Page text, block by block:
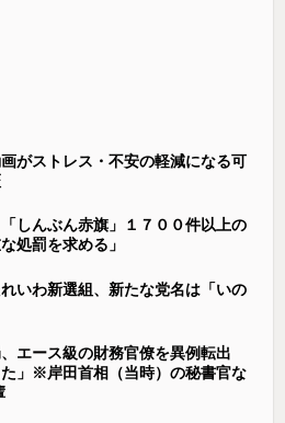
がストレス・不安の軽減になる可
しんぶん赤旗」１７００件以上の
処罰を求める」
いわ新選組、新たな党名は「いの
、エース級の財務官僚を異例転出
」※岸田首相（当時）の秘書官な